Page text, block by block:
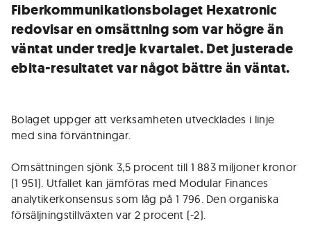
Fiberkommunikationsbolaget Hexatronic
redovisar en omsättning som var högre än
väntat under tredje kvartalet. Det justerade
ebita-resultatet var något bättre än väntat.
Bolaget uppger att verksamheten utvecklades i linje
med sina förväntningar.
Omsättningen sjönk 3,5 procent till 1 883 miljoner kronor
(1 951). Utfallet kan jämföras med Modular Finances
analytikerkonsensus som låg på 1 796. Den organiska
försäljningstillväxten var 2 procent (-2).